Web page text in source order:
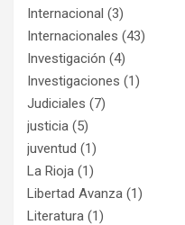
Internacional (3)
Internacionales (43)
Investigación (4)
Investigaciones (1)
Judiciales (7)
justicia (5)
juventud (1)
La Rioja (1)
Libertad Avanza (1)
Literatura (1)